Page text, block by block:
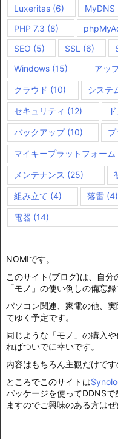
Luxeritas (6) MyDNS
PHP 7.3 (8)
SEO (5) SSL (6)
Windows (15) アッ
クラウド (10) システ
セキュリティ (12)
バックアップ(10)
マイキープラットフォーム
メンテナンス (25)
組み立て (4) 落雷 (4)
電器 (14)
NOMIです。
このサイト(ブログ)は、自
「モノ」の使い倒しの備忘録
パソコン関連、家電の他、
てゆく予定です。
同じような「モノ」の購入
ればついでに幸いです。
内容はもちろん主観だけで
ところでこのサイトは
パッケージを使ってDDNS
ますのでご興味のある方はぜ